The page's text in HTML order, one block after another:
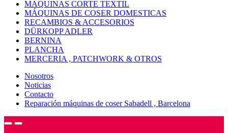
MAQUINAS CORTE TEXTIL
MÁQUINAS DE COSER DOMESTICAS
RECAMBIOS & ACCESORIOS
DÜRKOPP ADLER
BERNINA
PLANCHA
MERCERIA , PATCHWORK & OTROS
Nosotros
Noticias
Contacto
Reparación máquinas de coser Sabadell , Barcelona
OpenClose